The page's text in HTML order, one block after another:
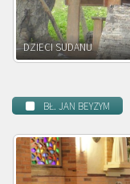
DZIECI ZAMBII
BŁ. JAN BEYZYM